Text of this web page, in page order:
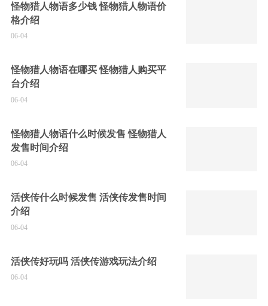
怪物猎人物语多少钱 怪物猎人物语价
格介绍
06-04
怪物猎人物语在哪买 怪物猎人购买平
台介绍
06-04
怪物猎人物语什么时候发售 怪物猎人
发售时间介绍
06-04
活侠传什么时候发售 活侠传发售时间
介绍
06-04
活侠传好玩吗 活侠传游戏玩法介绍
06-04